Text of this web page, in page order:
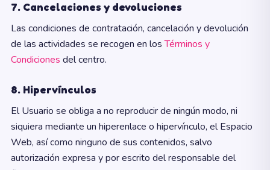
7. Cancelaciones y devoluciones
Las condiciones de contratación, cancelación y devolución
de las actividades se recogen en losTérminos y
Condiciones del centro.
8. Hipervínculos
El Usuario se obliga a no reproducir de ningún modo, ni
siquiera mediante un hiperenlace o hipervínculo, el Espacio
Web, así como ninguno de sus contenidos, salvo
autorización expresa y por escrito del responsable del